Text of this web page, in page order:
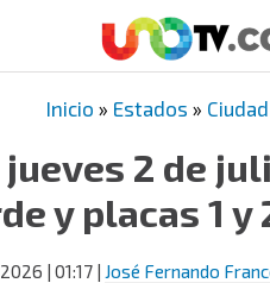
Inicio » Estados »
jueves 2 de
y placas 1 y
| 01:17 | José Fernando